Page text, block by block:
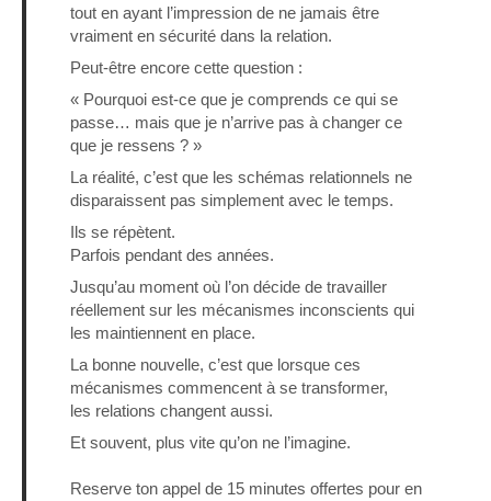
tout en ayant l’impression de ne jamais être
vraiment en sécurité dans la relation.
Peut-être encore cette question :
« Pourquoi est-ce que je comprends ce qui se
passe… mais que je n’arrive pas à changer ce
que je ressens ? »
La réalité, c’est que les schémas relationnels ne
disparaissent pas simplement avec le temps.
Ils se répètent.
Parfois pendant des années.
Jusqu’au moment où l’on décide de travailler
réellement sur les mécanismes inconscients qui
les maintiennent en place.
La bonne nouvelle, c’est que lorsque ces
mécanismes commencent à se transformer,
les relations changent aussi.
Et souvent, plus vite qu’on ne l’imagine.
Reserve ton appel de 15 minutes offertes pour en